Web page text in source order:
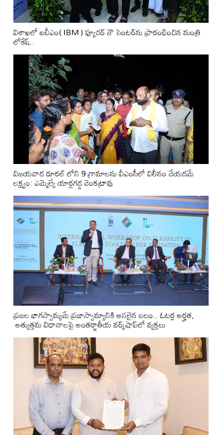
విశాఖలో ఐబీఎం( IBM ) ఫ్యూచర్ నౌ సెంటర్‌ను ప్రారంభించిన మంత్రి
లోకేష్..
విజయవాడ రూరల్ లోని 9 గ్రామాలను వీఎంసీలో విలీనం చేయడమే
లక్ష్యం: ఎమ్మెల్యే యార్లగడ్డ వెంకట్రావు
ప్ర‌జ‌ల భాగ‌స్వామ్య‌మే ప్రజాస్వామ్యానికి అస‌లైన బ‌లం.. ఓట‌ర్ల అర్హ‌త‌,
అత్యుత్త‌మ విధానాల‌పై అంతర్జాతీయ వ‌ర్క్‌షాప్‌లో వ్యక్తలు